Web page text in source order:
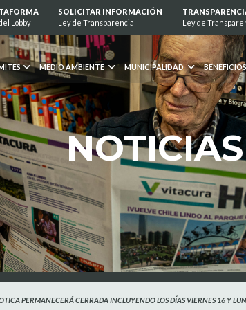
Lobby
SOLICITAR INFORMACIÓN
Ley de Transparencia
Ley de
MEDIO AMBIENTE MUNICIPALIDAD
NOTICIAS
PERMANECERÁ CERRADA INCLUYENDO LOS DÍAS VIERNES 16 Y